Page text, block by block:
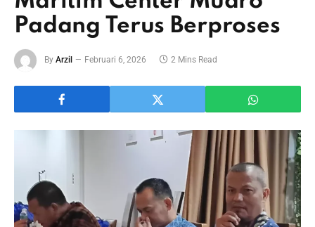
Padang Terus Berproses
By Arzil Februari 6, 2026 2 Mins Read